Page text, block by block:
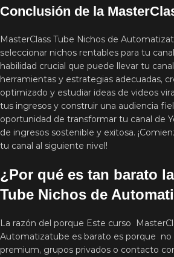
Conclusión de la
MasterClass Tube Nichos de
seleccionar nichos rentables para tu
habilidad crucial que puede llevar tu
herramientas y estrategias adecuadas,
optimizado y estudiar ideas de videos
tus ingresos y construir una audiencia
oportunidad de transformar tu canal de
de ingresos sostenible y exitosa.
tu canal al siguiente nivel!
¿Por qué es tan barato
Tube Nichos de
La razón del porque Este curso
Automatizatube es barato es porque no
premium, grupos privados o contacto